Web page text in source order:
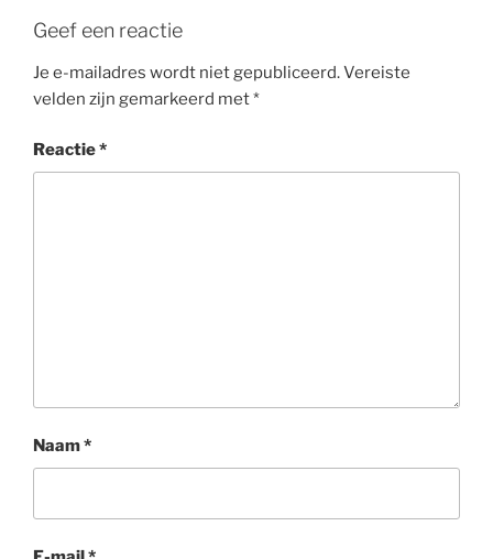
Geef een reactie
Je e-mailadres wordt niet gepubliceerd.Vereiste
velden zijn gemarkeerd met*
Reactie*
Naam*